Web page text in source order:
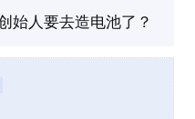
始人要去造电池了？